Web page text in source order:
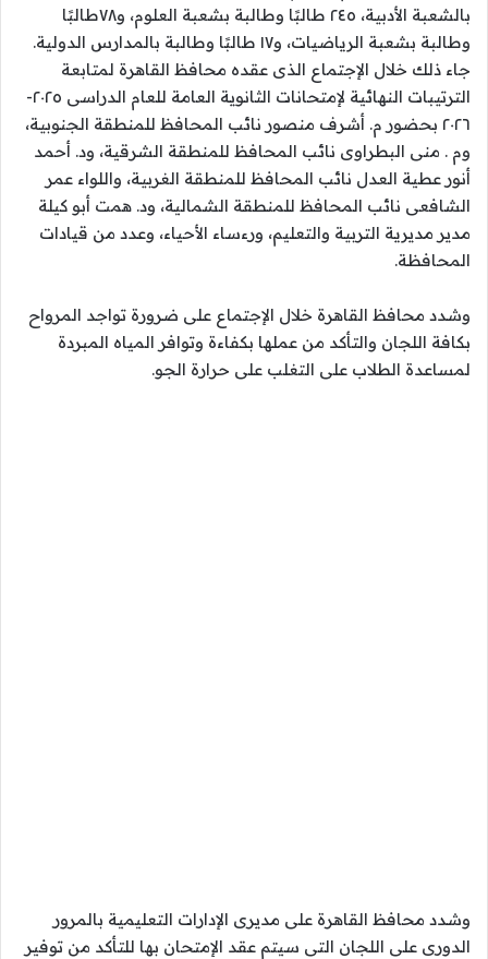
بالشعبة الأدبية، ٢٤٥ طالبًا وطالبة بشعبة العلوم، و٧٨طالبًا
وطالبة بشعبة الرياضيات، و١٧ طالبًا وطالبة بالمدارس الدولية.
جاء ذلك خلال الإجتماع الذى عقده محافظ القاهرة لمتابعة
الترتيبات النهائية لإمتحانات الثانوية العامة للعام الدراسى ٢٠٢٥-
٢٠٢٦ بحضور م. أشرف منصور نائب المحافظ للمنطقة الجنوبية،
وم . منى البطراوى نائب المحافظ للمنطقة الشرقية، ود. أحمد
أنور عطية العدل نائب المحافظ للمنطقة الغربية، واللواء عمر
الشافعى نائب المحافظ للمنطقة الشمالية، ود. همت أبو كيلة
مدير مديرية التربية والتعليم، ورءساء الأحياء، وعدد من قيادات
المحافظة.
وشدد محافظ القاهرة خلال الإجتماع على ضرورة تواجد المرواح
بكافة اللجان والتأكد من عملها بكفاءة وتوافر المياه المبردة
لمساعدة الطلاب على التغلب على حرارة الجو.
وشدد محافظ القاهرة على مديرى الإدارات التعليمية بالمرور
الدورى على اللجان التى سيتم عقد الإمتحان بها للتأكد من توفير